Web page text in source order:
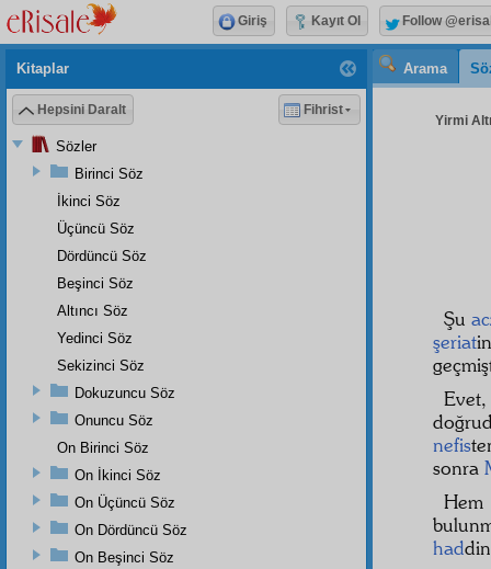
Arama
Yirmi
Şu
şeriat
nefis
sonra
had
Kitaplar
Hepsini Daralt Fihrist
Sözler
Birinci Söz
İkinci Söz
Üçüncü Söz
Dördüncü Söz
Beşinci Söz
Altıncı Söz
Yedinci Söz
Sekizinci Söz
Dokuzuncu Söz
Onuncu Söz
On Birinci Söz
On İkinci Söz
On Üçüncü Söz
On Dördüncü Söz
On Beşinci Söz
Giriş Kayıt Ol Follow